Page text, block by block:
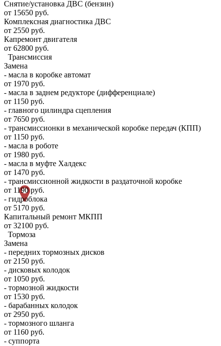
Снятие/установка ДВС (бензин)
от 15650 руб.
Комплексная диагностика ДВС
от 2550 руб.
Капремонт двигателя
от 62800 руб.
Трансмиссия
Замена
- масла в коробке автомат
от 1970 руб.
- масла в заднем редукторе (дифференциале)
от 1150 руб.
- главного цилиндра сцепления
от 7650 руб.
- трансмиссионки в механической коробке передач (КПП)
от 1150 руб.
- масла в роботе
от 1980 руб.
- масла в муфте Халдекс
от 1470 руб.
- трансмиссионной жидкости в раздаточной коробке
от 1190 руб.
- гидроблока
от 5170 руб.
Капитальный ремонт МКПП
от 32100 руб.
Тормоза
Замена
- передних тормозных дисков
от 2150 руб.
- дисковых колодок
от 1050 руб.
- тормозной жидкости
от 1530 руб.
- барабанных колодок
от 2950 руб.
- тормозного шланга
от 1160 руб.
- суппорта